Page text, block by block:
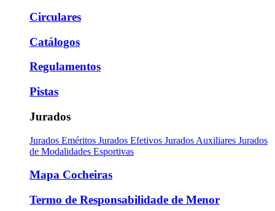
Circulares
Catálogos
Regulamentos
Pistas
Jurados
Jurados Eméritos Jurados Efetivos Jurados Auxiliares Jurados
de Modalidades Esportivas
Mapa Cocheiras
Termo de Responsabilidade de Menor